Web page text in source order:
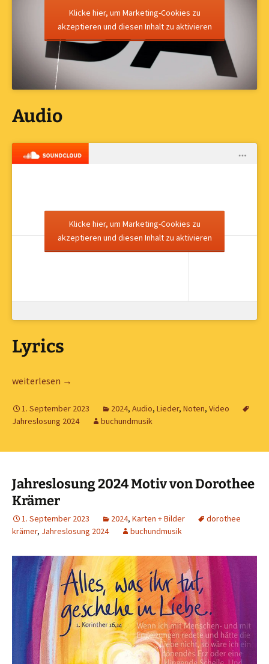
Klicke hier, um Marketing-Cookies zu
akzeptieren und diesen Inhalt zu aktivieren
Audio
Klicke hier, um Marketing-Cookies zu
akzeptieren und diesen Inhalt zu aktivieren
Lyrics
ERFÜLLE MICH – LIED ZUR JAHRESLOSUNG VON DANNY HEPF
weiterlesen →
1. September 2023 2024, Audio, Lieder, Noten, Video
Jahreslosung 2024
buchundmusik
Jahreslosung 2024 Motiv von Dorothee
Krämer
1. September 2023 2024, Karten + Bilder
dorothee
krämer, Jahreslosung 2024 buchundmusik